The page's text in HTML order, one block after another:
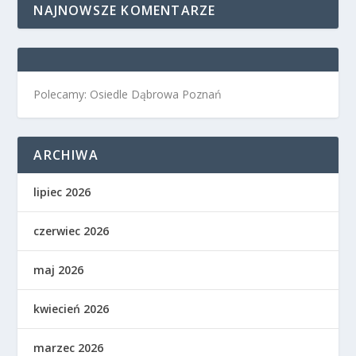
NAJNOWSZE KOMENTARZE
Polecamy: Osiedle Dąbrowa Poznań
ARCHIWA
lipiec 2026
czerwiec 2026
maj 2026
kwiecień 2026
marzec 2026